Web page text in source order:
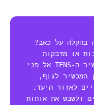
בהקלה על כאב?
או מדבקות
המוליכות זרמים חשמליים ממכשיר ה-TENS אל פני
המכשיר לגוף,
לאזור היעד.
ולשבש את אותות